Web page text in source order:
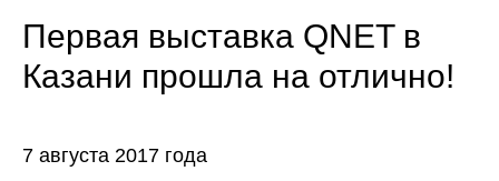
Первая выставка QNET в
Казани прошла на отлично!
7 августа 2017 года